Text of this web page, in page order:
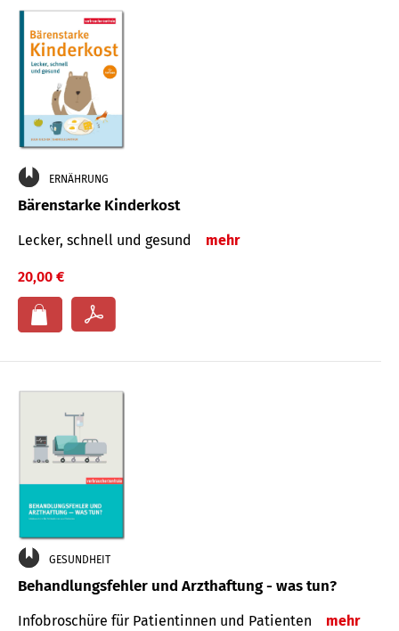
ERNÄHRUNG
Bärenstarke Kinderkost
Lecker, schnell und gesund mehr
20,00 €
GESUNDHEIT
Behandlungsfehler und Arzthaftung - was tun?
Infobroschüre für Patientinnen und Patienten mehr